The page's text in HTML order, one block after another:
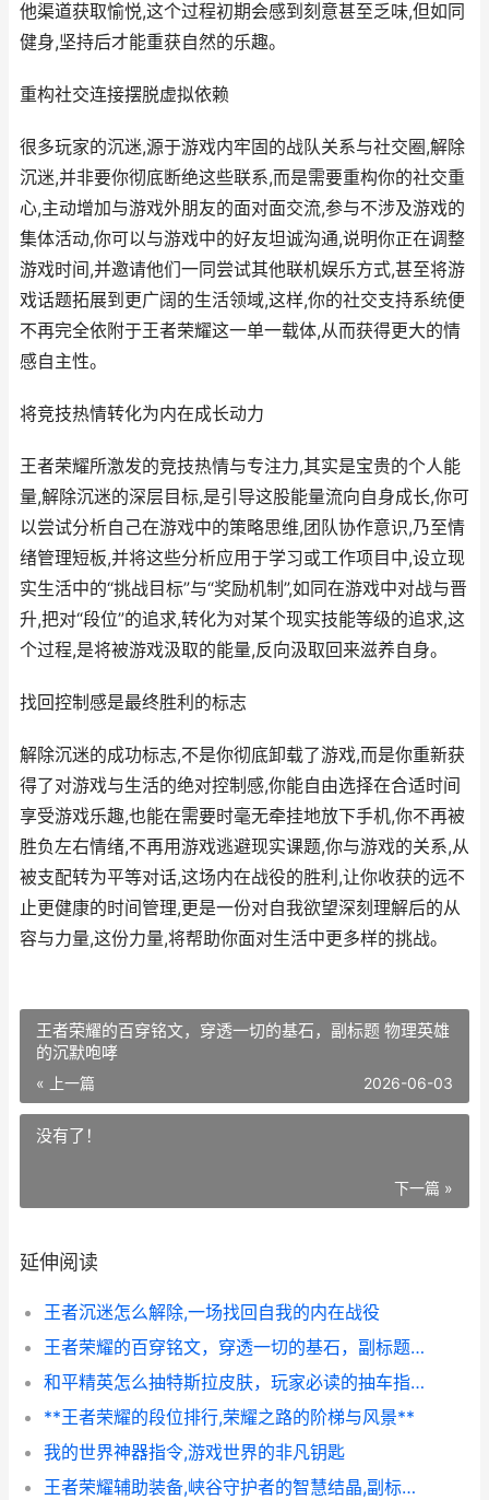
他渠道获取愉悦,这个过程初期会感到刻意甚至乏味,但如同
健身,坚持后才能重获自然的乐趣。
重构社交连接摆脱虚拟依赖
很多玩家的沉迷,源于游戏内牢固的战队关系与社交圈,解除
沉迷,并非要你彻底断绝这些联系,而是需要重构你的社交重
心,主动增加与游戏外朋友的面对面交流,参与不涉及游戏的
集体活动,你可以与游戏中的好友坦诚沟通,说明你正在调整
游戏时间,并邀请他们一同尝试其他联机娱乐方式,甚至将游
戏话题拓展到更广阔的生活领域,这样,你的社交支持系统便
不再完全依附于王者荣耀这一单一载体,从而获得更大的情
感自主性。
将竞技热情转化为内在成长动力
王者荣耀所激发的竞技热情与专注力,其实是宝贵的个人能
量,解除沉迷的深层目标,是引导这股能量流向自身成长,你可
以尝试分析自己在游戏中的策略思维,团队协作意识,乃至情
绪管理短板,并将这些分析应用于学习或工作项目中,设立现
实生活中的“挑战目标”与“奖励机制”,如同在游戏中对战与晋
升,把对“段位”的追求,转化为对某个现实技能等级的追求,这
个过程,是将被游戏汲取的能量,反向汲取回来滋养自身。
找回控制感是最终胜利的标志
解除沉迷的成功标志,不是你彻底卸载了游戏,而是你重新获
得了对游戏与生活的绝对控制感,你能自由选择在合适时间
享受游戏乐趣,也能在需要时毫无牵挂地放下手机,你不再被
胜负左右情绪,不再用游戏逃避现实课题,你与游戏的关系,从
被支配转为平等对话,这场内在战役的胜利,让你收获的远不
止更健康的时间管理,更是一份对自我欲望深刻理解后的从
容与力量,这份力量,将帮助你面对生活中更多样的挑战。
王者荣耀的百穿铭文，穿透一切的基石，副标题 物理英雄
的沉默咆哮
« 上一篇 2026-06-03
没有了！
下一篇 »
延伸阅读
王者沉迷怎么解除,一场找回自我的内在战役
王者荣耀的百穿铭文，穿透一切的基石，副标题 物理英雄的沉默咆哮
和平精英怎么抽特斯拉皮肤，玩家必读的抽车指南
**王者荣耀的段位排行,荣耀之路的阶梯与风景**
我的世界神器指令,游戏世界的非凡钥匙
王者荣耀辅助装备,峡谷守护者的智慧结晶,副标题,默默奉献却主宰全局的博弈艺术